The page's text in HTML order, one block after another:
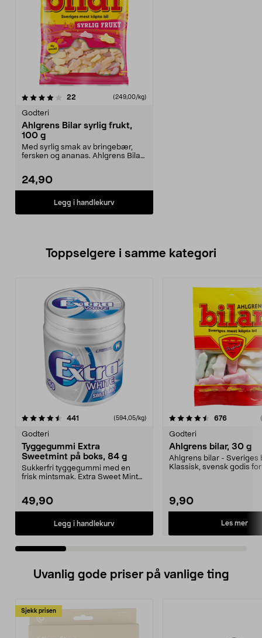
22 anmeldelser(249,00/kg)
Godteri
Ahlgrens Bilar syrlig frukt,
100 g
Med syrlig smak av bringebær,
fersken og ananas. Ahlgrens Bilar
24,90
Legg i handlekurv
Toppselgere i samme kategori
441 anmeldelser(594,05/kg)
Godteri
Tyggegummi Extra
Sweetmint på boks, 84 g
Sukkerfri tyggegummi med en
frisk mintsmak. Extra Sweet Mint
49,90
Legg i handlekurv
4.5 av 5 stjerner 676
Godteri
Ahlgrens bilar, 30 g
Ahlgrens bilar - Sveriges
Klassisk, svensk godis
9,90
Les mer
0.0 av 5 stjerner
Uvanlig gode priser på vanlige ting
Sjekk prisen